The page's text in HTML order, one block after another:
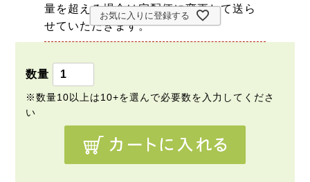
量を超える場合は宅配便に変更して送ら
せていただきます。
お気に入りに登録する